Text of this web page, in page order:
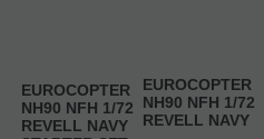
EUROCOPTER
NH90 NFH 1/72
REVELL NAVY
EUROCOPTER
NH90 NFH 1/72
REVELL NAVY